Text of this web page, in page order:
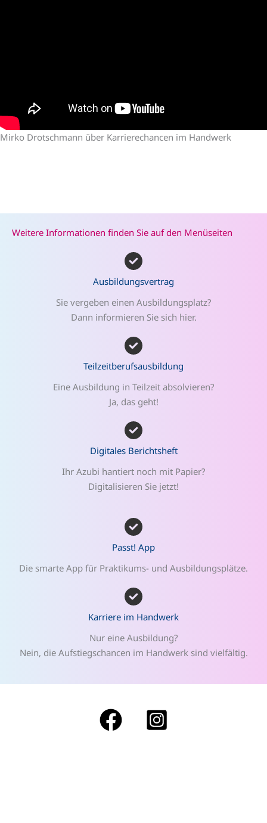
Mirko Drotschmann über Karrierechancen im Handwerk
Weitere Informationen finden Sie auf den Menüseiten
Ausbildungsvertrag
Sie vergeben einen Ausbildungsplatz?
Dann informieren Sie sich hier.
Teilzeitberufsausbildung
Eine Ausbildung in Teilzeit absolvieren?
Ja, das geht!
Digitales Berichtsheft
Ihr Azubi hantiert noch mit Papier?
Digitalisieren Sie jetzt!
Passt! App
Die smarte App für Praktikums- und Ausbildungsplätze.
Karriere im Handwerk
Nur eine Ausbildung?
Nein, die Aufstiegschancen im Handwerk sind vielfältig.